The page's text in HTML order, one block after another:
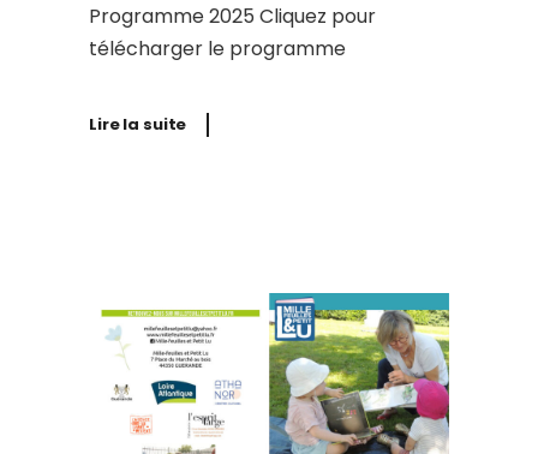
Programme 2025 Cliquez pour
télécharger le programme
Lire la suite